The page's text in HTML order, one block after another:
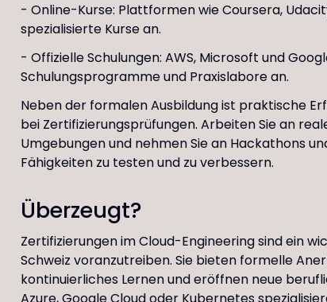
- Online-Kurse: Plattformen wie Coursera,
spezialisierte Kurse an.
- Offizielle Schulungen: AWS, Microsoft und
Schulungsprogramme und Praxislabore an.
Neben der formalen Ausbildung ist praktische
bei Zertifizierungsprüfungen. Arbeiten Sie an
Umgebungen und nehmen Sie an Hackathons
Fähigkeiten zu testen und zu verbessern.
Überzeugt?
Zertifizierungen im Cloud-Engineering sind ein
Schweiz voranzutreiben. Sie bieten formelle
kontinuierliches Lernen und eröffnen neue